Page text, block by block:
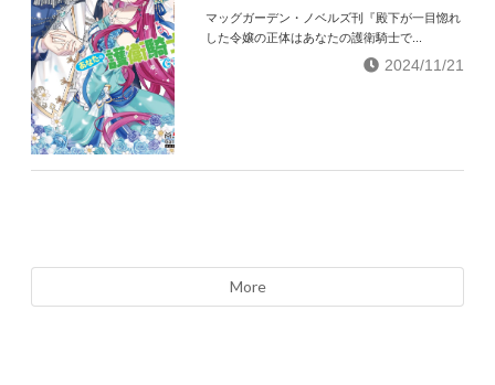
マッグガーデン・ノベルズ刊『殿下が一目惚れ
した令嬢の正体はあなたの護衛騎士で...
2024/11/21
More